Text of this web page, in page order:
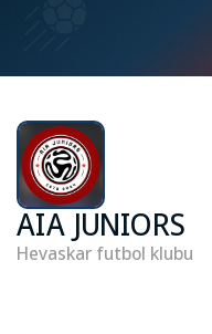
AIA JUNIORS
Hevaskar futbol klubu